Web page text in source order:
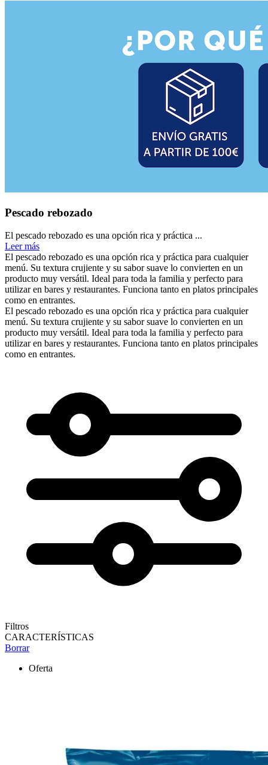
Pescado rebozado
El pescado rebozado es una opción rica y práctica ...
Leer más
El pescado rebozado es una opción rica y práctica para cualquier
menú. Su textura crujiente y su sabor suave lo convierten en un
producto muy versátil. Ideal para toda la familia y perfecto para
utilizar en bares y restaurantes. Funciona tanto en platos principales
como en entrantes.
El pescado rebozado es una opción rica y práctica para cualquier
menú. Su textura crujiente y su sabor suave lo convierten en un
producto muy versátil. Ideal para toda la familia y perfecto para
utilizar en bares y restaurantes. Funciona tanto en platos principales
como en entrantes.
Filtros
CARACTERÍSTICAS
Borrar
Oferta